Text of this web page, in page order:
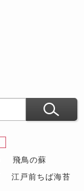
飛鳥の蘇
江戸前ちば海苔